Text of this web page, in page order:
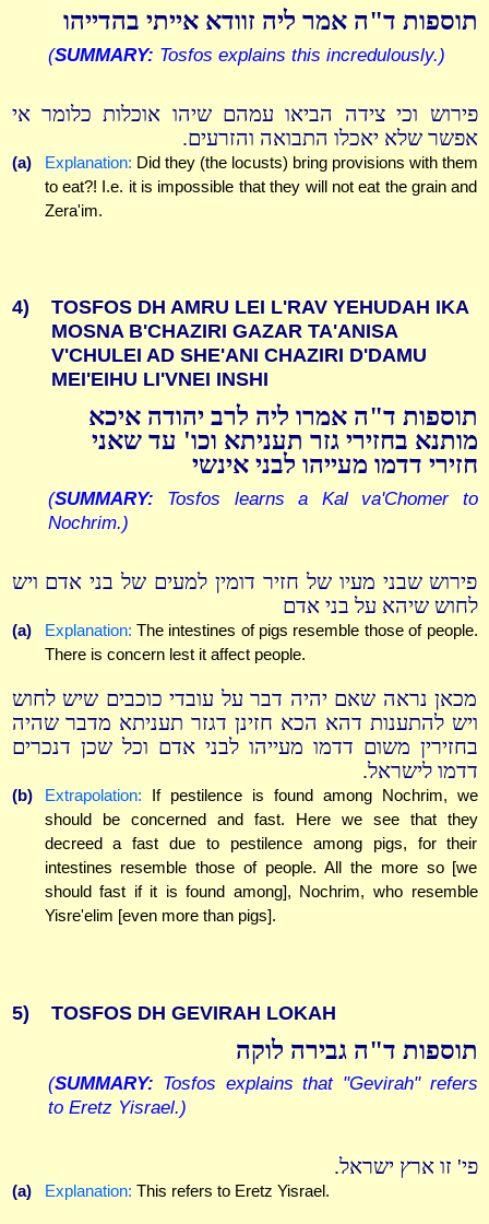
תוספות ד"ה אמר ליה זוודא אייתי בהדייהו
(SUMMARY: Tosfos explains this incredulously.)
פירוש וכי צידה הביאו עמהם שיהו אוכלות כלומר אי
אפשר שלא יאכלו התבואה והזרעים.
(a) Explanation: Did they (the locusts) bring provisions with them
to eat?! I.e. it is impossible that they will not eat the grain and
Zera'im.
4)
TOSFOS DH AMRU LEI L'RAV YEHUDAH IKA
MOSNA B'CHAZIRI GAZAR TA'ANISA
V'CHULEI AD SHE'ANI CHAZIRI D'DAMU
MEI'EIHU LI'VNEI INSHI
תוספות ד"ה אמרו ליה לרב יהודה איכא
מותנא בחזירי גזר תעניתא וכו' עד שאני
חזירי דדמו מעייהו לבני אינשי
(SUMMARY: Tosfos learns a Kal va'Chomer to
Nochrim.)
פירוש שבני מעיו של חזיר דומין למעים של בני אדם ויש
לחוש שיהא על בני אדם
(a) Explanation: The intestines of pigs resemble those of people.
There is concern lest it affect people.
מכאן נראה שאם יהיה דבר על עובדי כוכבים שיש לחוש
ויש להתענות דהא הכא חזינן דגזר תעניתא מדבר שהיה
בחזירין משום דדמו מעייהו לבני אדם וכל שכן דנכרים
דדמו לישראל.
(b) Extrapolation: If pestilence is found among Nochrim, we
should be concerned and fast. Here we see that they
decreed a fast due to pestilence among pigs, for their
intestines resemble those of people. All the more so [we
should fast if it is found among], Nochrim, who resemble
Yisre'elim [even more than pigs].
5) TOSFOS DH GEVIRAH LOKAH
תוספות ד"ה גבירה לוקה
(SUMMARY: Tosfos explains that "Gevirah" refers
to Eretz Yisrael.)
פי' זו ארץ ישראל.
(a) Explanation: This refers to Eretz Yisrael.